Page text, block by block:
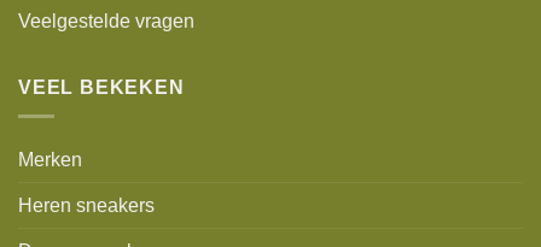
Veelgestelde vragen
VEEL BEKEKEN
Merken
Heren sneakers